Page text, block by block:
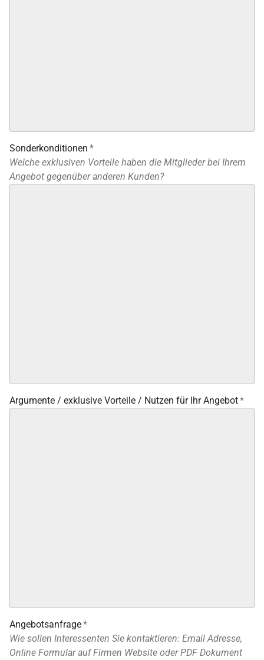
Sonderkonditionen *
Welche exklusiven Vorteile haben die Mitglieder bei Ihrem
Angebot gegenüber anderen Kunden?
Argumente / exklusive Vorteile / Nutzen für Ihr Angebot*
Angebotsanfrage*
Wie sollen Interessenten Sie kontaktieren: Email Adresse,
Online Formular auf Firmen Website oder PDF Dokument